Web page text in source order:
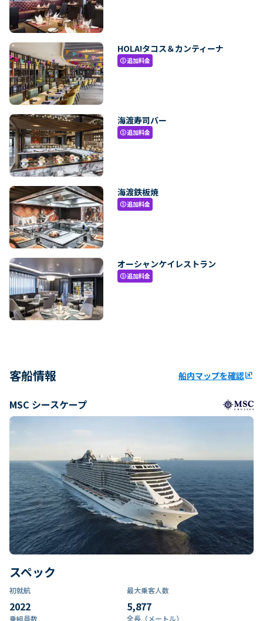
HOLA!タコス＆カンティーナ
paid追加料金
海渡寿司バー
paid追加料金
海渡鉄板焼
paid追加料金
オーシャンケイレストラン
paid追加料金
客船情報 船内マップを確認ungroup
MSC シースケープ
スペック
初就航
2022
最大乗客人数
5,877
乗組員数​ 全長（メートル）